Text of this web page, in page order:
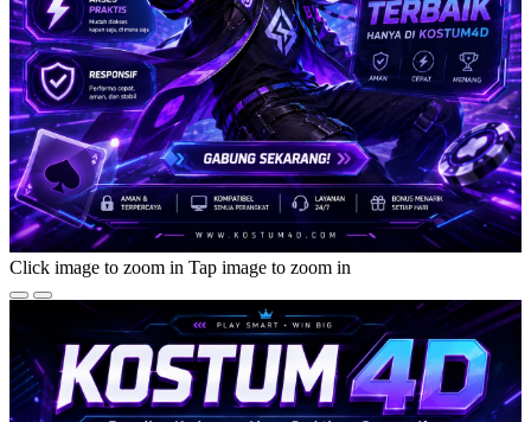
Click image to zoom in Tap image to zoom in